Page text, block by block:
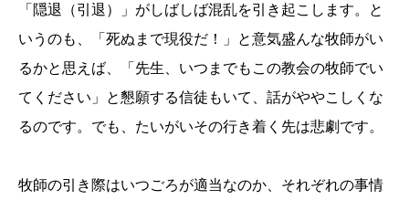
「隠退（引退）」がしばしば混乱を引き起こします。と
いうのも、「死ぬまで現役だ！」と意気盛んな牧師がい
るかと思えば、「先生、いつまでもこの教会の牧師でい
てください」と懇願する信徒もいて、話がややこしくな
るのです。でも、たいがいその行き着く先は悲劇です。
牧師の引き際はいつごろが適当なのか、それぞれの事情